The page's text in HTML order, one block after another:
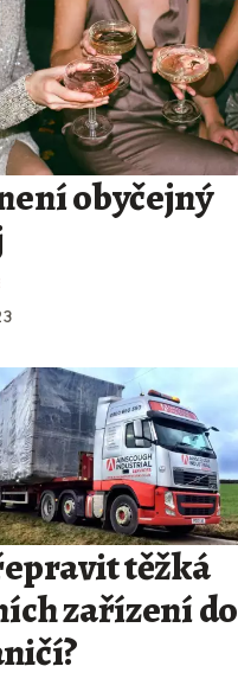
obyčejný
těžká
zařízení do